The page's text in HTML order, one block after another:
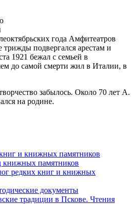
года Амфитеатров
трижды подвергался арестам и
1921 бежал с семьей в
до самой смерти жил в Италии, в
забылось. Около 70 лет А.
на родине.
и книжных памятников
книжных памятников
редких книг и книжных
документы
традиции в Пскове. Чтения